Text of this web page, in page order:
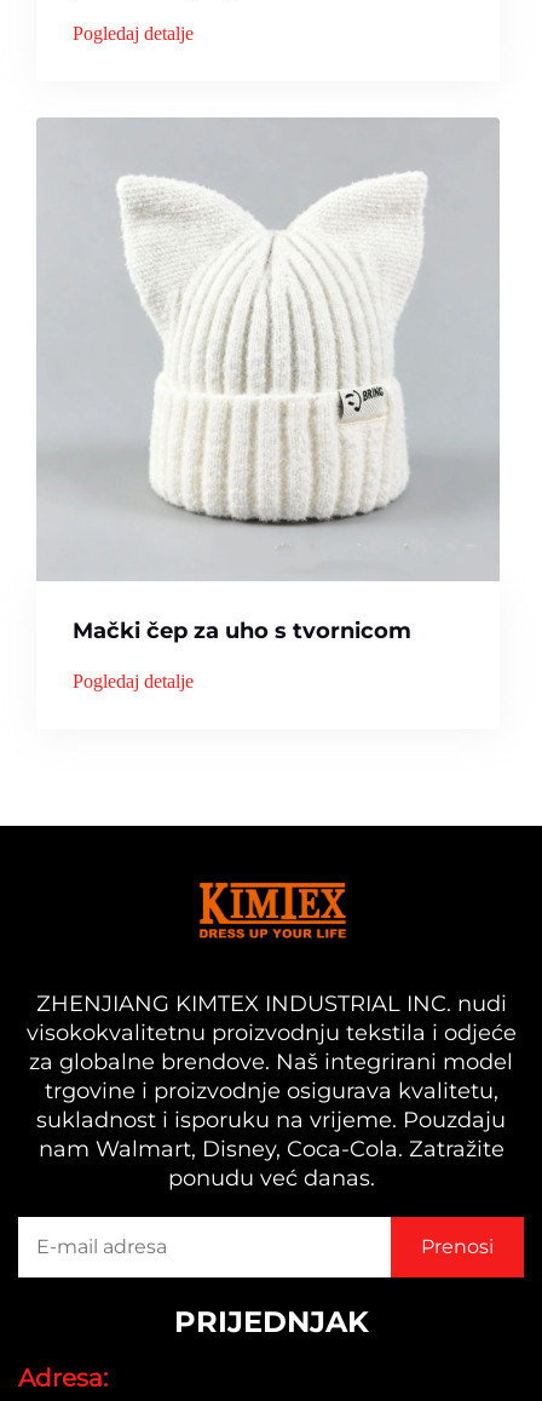
Pogledaj detalje
Mački čep za uho s tvornicom
Pogledaj detalje
ZHENJIANG KIMTEX INDUSTRIAL INC. nudi
visokokvalitetnu proizvodnju tekstila i odjeće
za globalne brendove. Naš integrirani model
trgovine i proizvodnje osigurava kvalitetu,
sukladnost i isporuku na vrijeme. Pouzdaju
nam Walmart, Disney, Coca-Cola. Zatražite
ponudu već danas.
PRIJEDNJAK
Adresa: